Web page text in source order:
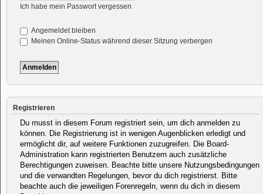
Ich habe mein Passwort vergessen
Angemeldet bleiben
Meinen Online-Status während dieser Sitzung verbergen
Registrieren
Du musst in diesem Forum registriert sein, um dich anmelden zu
können. Die Registrierung ist in wenigen Augenblicken erledigt und
ermöglicht dir, auf weitere Funktionen zuzugreifen. Die Board-
Administration kann registrierten Benutzern auch zusätzliche
Berechtigungen zuweisen. Beachte bitte unsere Nutzungsbedingungen
und die verwandten Regelungen, bevor du dich registrierst. Bitte
beachte auch die jeweiligen Forenregeln, wenn du dich in diesem